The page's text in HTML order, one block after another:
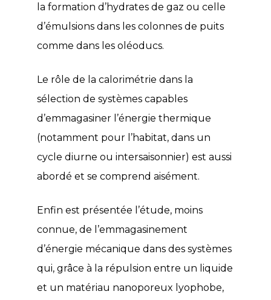
la formation d’hydrates de gaz ou celle
d’émulsions dans les colonnes de puits
comme dans les oléoducs.
Le rôle de la calorimétrie dans la
sélection de systèmes capables
d’emmagasiner l’énergie thermique
(notamment pour l’habitat, dans un
cycle diurne ou intersaisonnier) est aussi
abordé et se comprend aisément.
Enfin est présentée l’étude, moins
connue, de l’emmagasinement
d’énergie mécanique dans des systèmes
qui, grâce à la répulsion entre un liquide
et un matériau nanoporeux lyophobe,